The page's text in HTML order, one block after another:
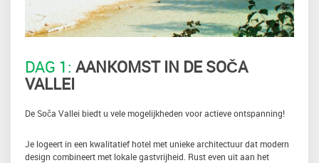
DAG 1: AANKOMST IN DE SOČA
VALLEI
De Soča Vallei biedt u vele mogelijkheden voor actieve ontspanning!
Je logeert in een kwalitatief hotel met unieke architectuur dat modern
design combineert met lokale gastvrijheid. Rust even uit aan het